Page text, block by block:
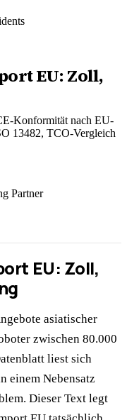
EU: Zoll,
Konformität nach EU-
13482, TCO-Vergleich
Partner
EU: Zoll,
asiatischer
zwischen 80.000
liest sich
einem Nebensatz
Dieser Text legt